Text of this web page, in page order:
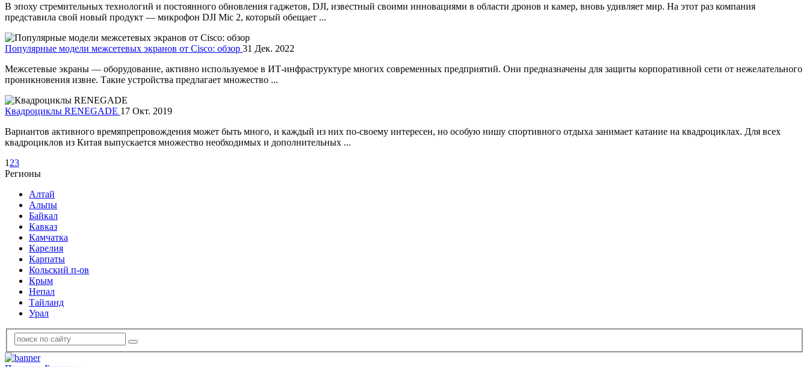
В эпоху стремительных технологий и постоянного обновления гаджетов, DJI, известный своими инновациями в области дронов и камер, вновь удивляет мир. На этот раз компания
представила свой новый продукт — микрофон DJI Mic 2, который обещает ...
Популярные модели межсетевых экранов от Cisco: обзор 31 Дек. 2022
Межсетевые экраны — оборудование, активно используемое в ИТ-инфраструктуре многих современных предприятий. Они предназначены для защиты корпоративной сети от нежелательного
проникновения извне. Такие устройства предлагает множество ...
Квадроциклы RENEGADE 17 Окт. 2019
Вариантов активного времяпрепровождения может быть много, и каждый из них по-своему интересен, но особую нишу спортивного отдыха занимает катание на квадроциклах. Для всех
квадроциклов из Китая выпускается множество необходимых и дополнительных ...
1 23
Регионы
Алтай
Альпы
Байкал
Кавказ
Камчатка
Карелия
Карпаты
Кольский п-ов
Крым
Непал
Тайланд
Урал